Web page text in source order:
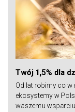
Twój 1,5% dla
Od lat robimy co w
ekosystemy w
waszemu